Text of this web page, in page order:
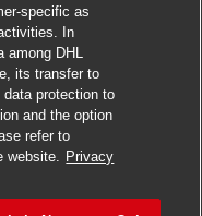
Briefe bei uns
an
und Samstag
specific as
In
among DHL
its transfer to
protection to
and the option
refer to
website. Privacy
this job?
Find similar jobs